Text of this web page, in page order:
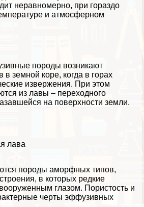
неравномерно, при гораздо
и атмосферном
породы возникают
в земной коре, когда в горах
извержения. При этом
из лавы – переходного
на поверхности земли.
лава
породы аморфных типов,
в которых редкие
глазом. Пористость и
черты эффузивных